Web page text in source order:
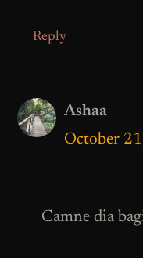
Reply
Ashaa
October
Camne dia